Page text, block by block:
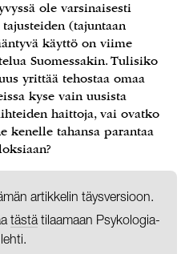
ole varsinaisesti
(tajuntaan
käyttö on viime
Suomessakin. Tulisiko
yrittää tehostaa omaa
kyse vain uusista
haittoja, vai ovatko
kenelle tahansa parantaa
artikkelin täysversioon.
tästätilaamaan Psykologia-
lehti.